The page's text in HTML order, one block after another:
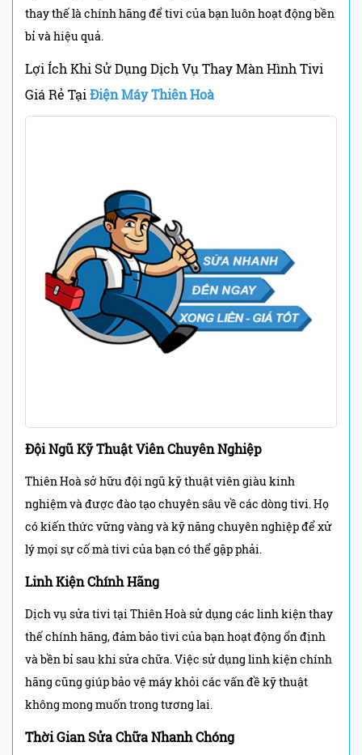
thay thế là chính hãng để tivi của bạn luôn hoạt động bền
bỉ và hiệu quả.
Lợi Ích Khi Sử Dụng Dịch Vụ Thay Màn Hình Tivi
Giá Rẻ TạiĐiện Máy Thiên Hoà
Đội Ngũ Kỹ Thuật Viên Chuyên Nghiệp
Thiên Hoà sở hữu đội ngũ kỹ thuật viên giàu kinh
nghiệm và được đào tạo chuyên sâu về các dòng tivi. Họ
có kiến thức vững vàng và kỹ năng chuyên nghiệp để xử
lý mọi sự cố mà tivi của bạn có thể gặp phải.
Linh Kiện Chính Hãng
Dịch vụ sửa tivi tại Thiên Hoà sử dụng các linh kiện thay
thế chính hãng, đảm bảo tivi của bạn hoạt động ổn định
và bền bỉ sau khi sửa chữa. Việc sử dụng linh kiện chính
hãng cũng giúp bảo vệ máy khỏi các vấn đề kỹ thuật
không mong muốn trong tương lai.
Thời Gian Sửa Chữa Nhanh Chóng